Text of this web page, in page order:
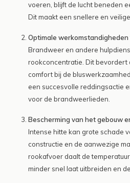
voeren, blijft de lucht beneden
Dit maakt een snellere en
Optimale
Brandweer en andere
rookconcentratie. Dit bevordert
comfort bij de
een succesvolle reddingsactie
voor de brandweerlieden.
Bescherming van het gebouw
Intense hitte kan grote schade
constructie en de aanwezige
rookafvoer daalt de
minder snel laat uitbreiden en